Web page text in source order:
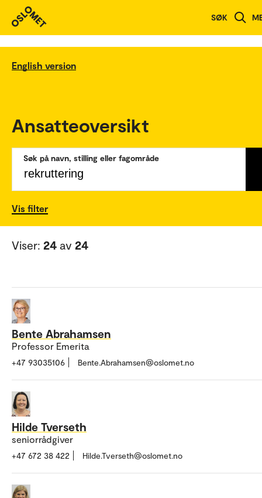
SØK
English version
Ansatteoversikt
Søk på navn, stilling eller fagområde
Vis filter
Viser: 24 av 24
Bente Abrahamsen
Professor Emerita
+47 93035106 Bente.Abrahamsen@oslomet.no
Hilde Tverseth
seniorrådgiver
+47 672 38 422 Hilde.Tverseth@oslomet.no